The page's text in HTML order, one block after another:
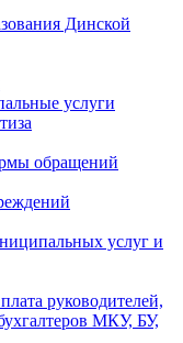
Динской
услуги
обращений
услуг и
руководителей,
МКУ, БУ,